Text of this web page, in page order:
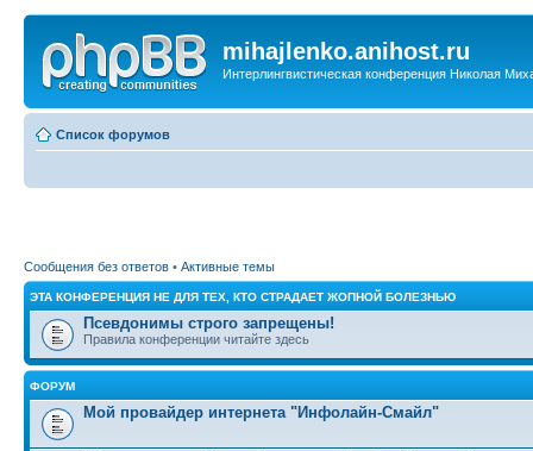
mihajlenko.anihost.ru
Интерлингвистическая конференция Николая
Список форумов
Сообщения без ответов • Активные темы
ЭТА КОНФЕРЕНЦИЯ НЕ ДЛЯ ТЕХ, КТО СТРАДАЕТ ЖОПНОЙ БОЛЕЗНЬЮ
Псевдонимы строго запрещены!
Правила конференции читайте здесь
ФОРУМ
Мой провайдер интернета "Инфолайн-Смайл"